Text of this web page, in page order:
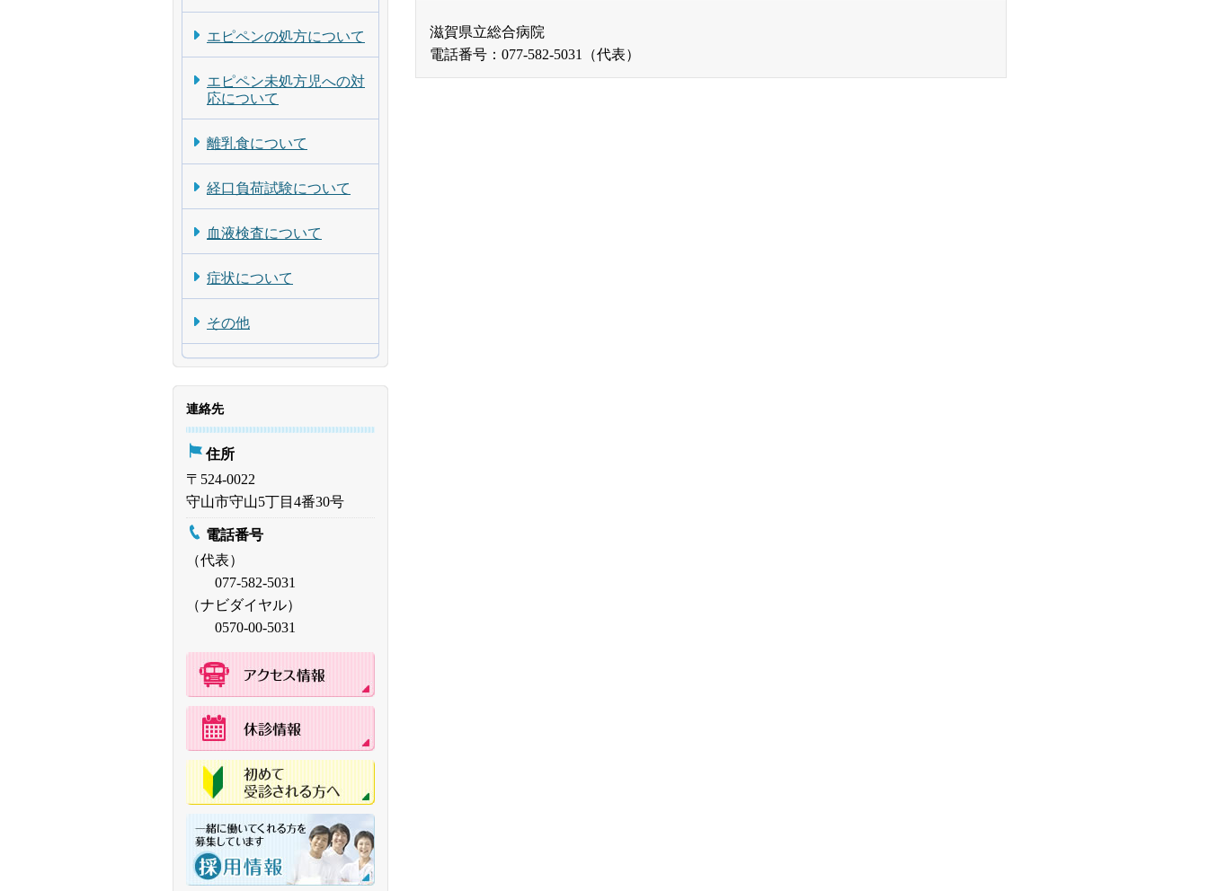
エピペンの処方について
エピペン未処方児への対
応について
離乳食について
経口負荷試験について
血液検査について
症状について
その他
連絡先
住所
〒524-0022
守山市守山5丁目4番30号
電話番号
（代表）
077-582-5031
（ナビダイヤル）
0570-00-5031
滋賀県立総合病院
電話番号：077-582-5031（代表）